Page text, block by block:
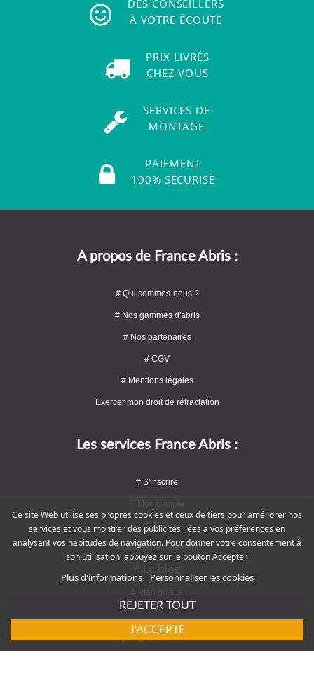
DES CONSEILLERS
À VOTRE ÉCOUTE
PRIX LIVRÉS
CHEZ VOUS
SERVICES DE
MONTAGE
PAIEMENT
100% SÉCURISÉ
A propos de France Abris :
# Qui sommes-nous ?
# Nos gammes d'abris
# Nos partenaires
# CGV
# Mentions légales
Exercer mon droit de rétractation
Les services France Abris :
# S'inscrire
# FAQ
# Modes de paiement
Rejoignez-nous !
Ce site Web utilise ses propres cookies et ceux de tiers pour améliorer nos
services et vous montrer des publicités liées à vos préférences en
analysant vos habitudes de navigation. Pour donner votre consentement à
son utilisation, appuyez sur le bouton Accepter.
Plus d'informations Personnaliser les cookies
REJETER TOUT
J'ACCEPTE